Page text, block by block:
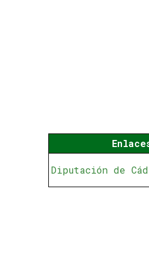
Diputación de